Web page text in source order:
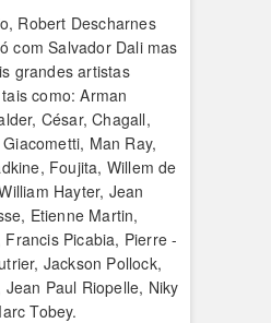
Robert Descharnes
com Salvador Dali mas
grandes artistas
como: Arman
César, Chagall,
Man Ray,
Foujita, Willem de
Hayter, Jean
Etienne Martin,
Picabia, Pierre -
Jackson Pollock,
Paul Riopelle, Niky
Tobey.